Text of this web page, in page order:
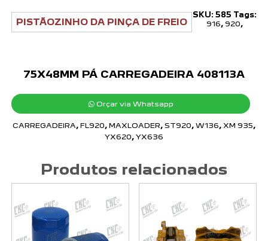
PISTÃOZINHO DA PINÇA DE FREIO
75X48MM PÁ CARREGADEIRA 408113A
Orçar via Whatsapp
SKU: 585 Tags:
916, 920,
CARREGADEIRA, FL920, MAXLOADER, ST920, W136, XM 935,
YX620, YX636
Produtos relacionados